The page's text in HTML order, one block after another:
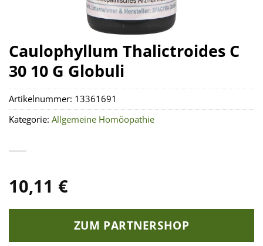
Caulophyllum Thalictroides C
30 10 G Globuli
10,11 €
ZUM PARTNERSHOP
Artikelnummer: 13361691
Kategorie: Allgemeine Homöopathie